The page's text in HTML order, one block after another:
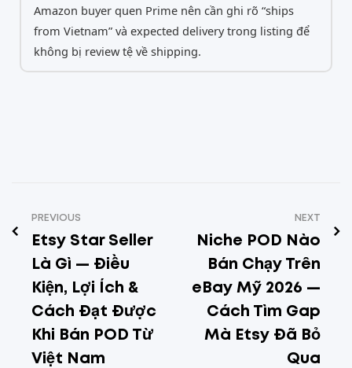
Amazon buyer quen Prime nên cần ghi rõ “ships
from Vietnam” và expected delivery trong listing để
không bị review tệ về shipping.
PREVIOUS
Etsy Star Seller
Là Gì — Điều
Kiện, Lợi Ích &
Cách Đạt Được
Khi Bán POD Từ
Việt Nam
NEXT
Niche POD Nào
Bán Chạy Trên
eBay Mỹ 2026 —
Cách Tìm Gap
Mà Etsy Đã Bỏ
Qua